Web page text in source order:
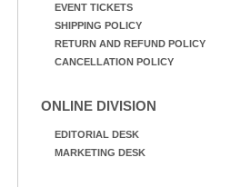
EVENT TICKETS
SHIPPING POLICY
RETURN AND REFUND POLICY
CANCELLATION POLICY
ONLINE DIVISION
EDITORIAL DESK
MARKETING DESK